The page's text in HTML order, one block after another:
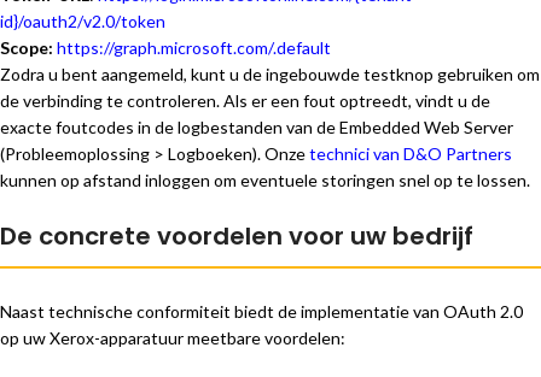
id}/oauth2/v2.0/token
Scope: https://graph.microsoft.com/.default
Zodra u bent aangemeld, kunt u de ingebouwde testknop gebruiken om
de verbinding te controleren. Als er een fout optreedt, vindt u de
exacte foutcodes in de logbestanden van de Embedded Web Server
(Probleemoplossing > Logboeken). Onzetechnici van D&O Partners
kunnen op afstand inloggen om eventuele storingen snel op te lossen.
De concrete voordelen voor uw bedrijf
Naast technische conformiteit biedt de implementatie van OAuth 2.0
op uw Xerox-apparatuur meetbare voordelen: